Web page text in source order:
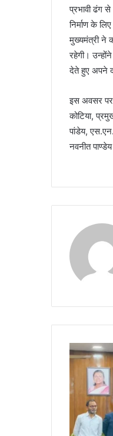
प्रभावी ढंग से
निर्माण के
मुख्यमंत्री ने
रहेगी।
देते हुए अपने
इस अवसर पर
कोटिया,
पांडेय,
नवनीत